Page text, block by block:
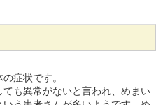
症状です。
も異常がないと言われ、めまい